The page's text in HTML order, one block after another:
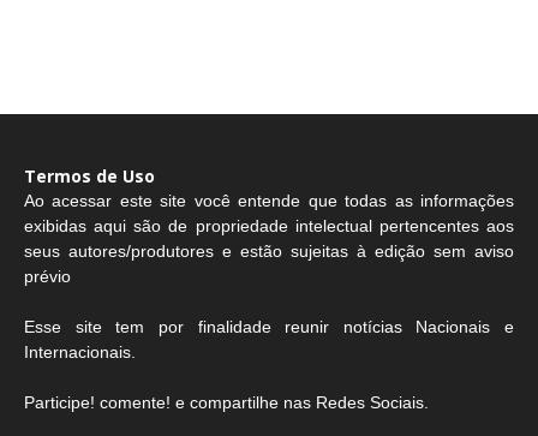
Termos de Uso
Ao acessar este site você entende que todas as informações
exibidas aqui são de propriedade intelectual pertencentes aos
seus autores/produtores e estão sujeitas à edição sem aviso
prévio
Esse site tem por finalidade reunir notícias Nacionais e
Internacionais.
Participe! comente! e compartilhe nas Redes Sociais.